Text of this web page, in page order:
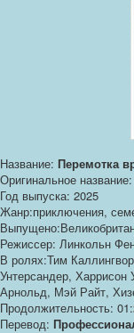
Название: Перемотка
Оригинальное название:
Год выпуска: 2025
Жанр:приключения,
Режиссер: Линкольн
В ролях:Тим
Унтерсандер,
Арнольд, Мэй Райт,
Продолжительность:
Перевод: